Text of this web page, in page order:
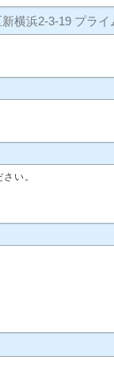
い。